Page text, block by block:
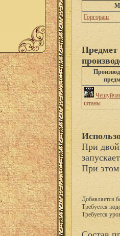
Горгораш
штаны
При
При этом
Добавляется
Требуется
Требуется